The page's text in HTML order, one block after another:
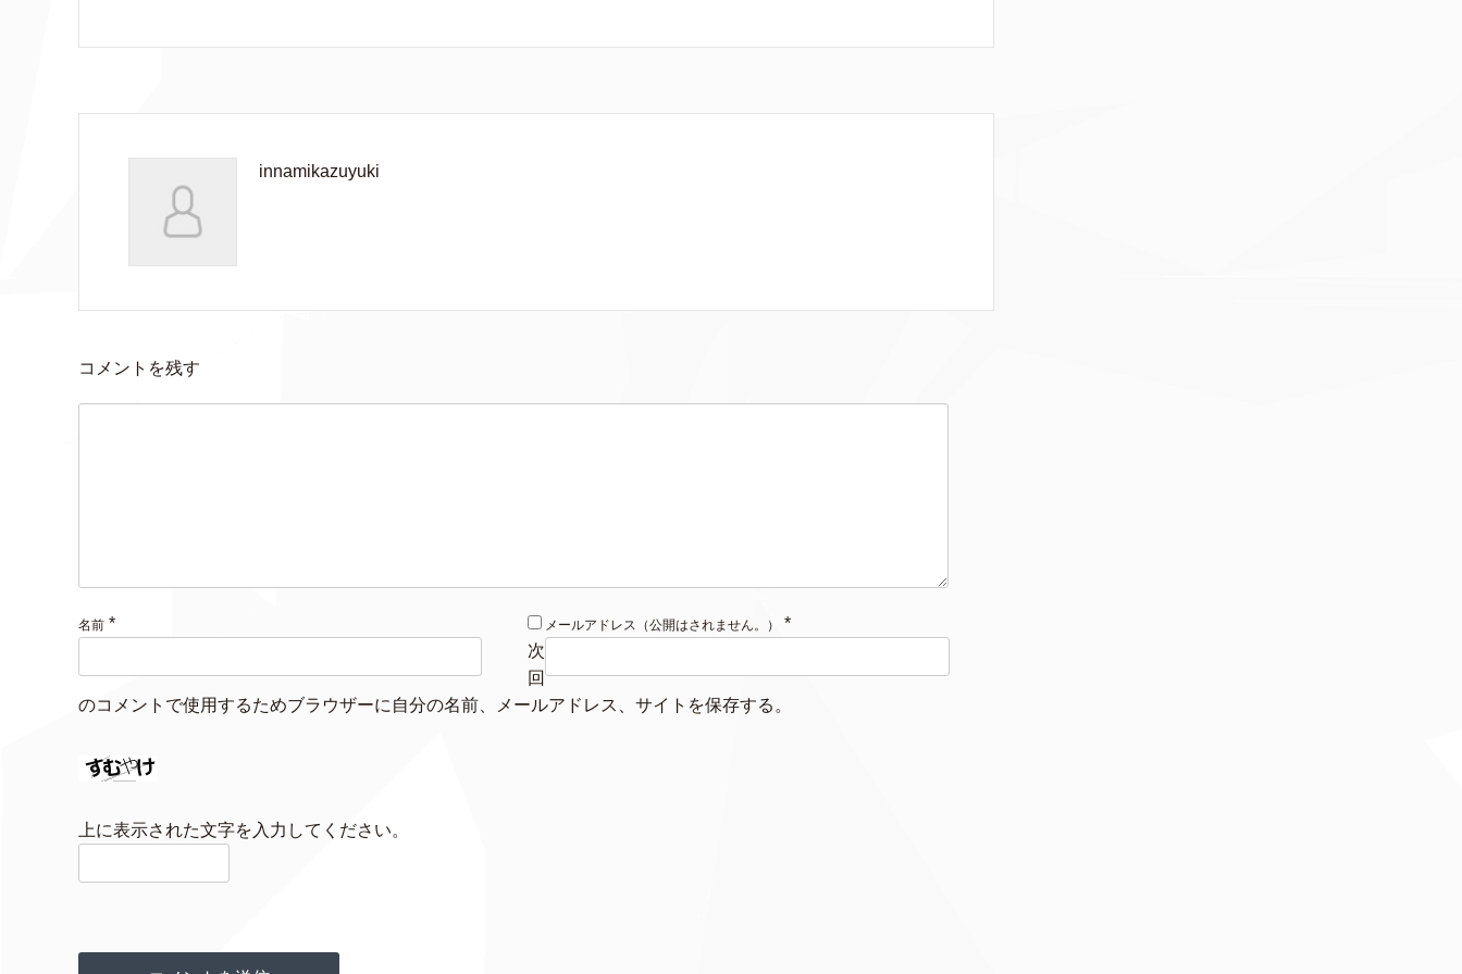
innamikazuyuki
コメントを残す
名前 * メールアドレス（公開はされません。）
*
次
回
のコメントで使用するためブラウザーに自分の名前、メールアドレス、サイトを保存する。
上に表示された文字を入力してください。